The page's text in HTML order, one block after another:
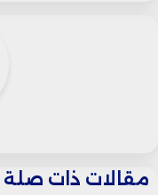
هذا النمو
المبيعات في
ألمانيا، أكبر
مقالات ذات صلة